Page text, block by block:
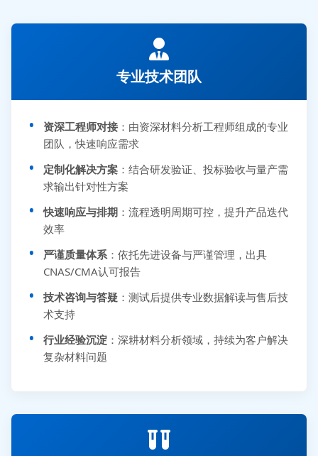
专业技术团队
资深工程师对接 ：由资深材料分析工程师组成的专业
团队，快速响应需求
定制化解决方案 ：结合研发验证、投标验收与量产需
求输出针对性方案
快速响应与排期 ：流程透明周期可控，提升产品迭代
效率
严谨质量体系 ：依托先进设备与严谨管理，出具
CNAS/CMA认可报告
技术咨询与答疑 ：测试后提供专业数据解读与售后技
术支持
行业经验沉淀 ：深耕材料分析领域，持续为客户解决
复杂材料问题